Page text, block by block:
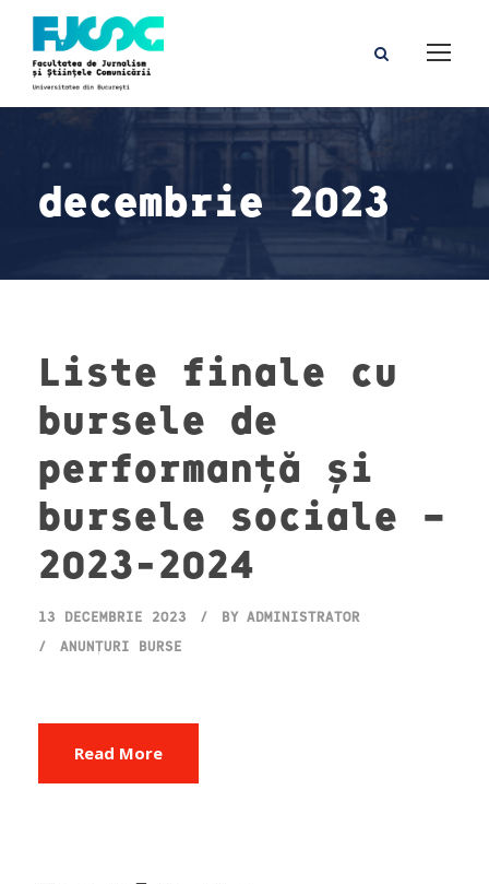
decembrie 2023
Liste finale cu
bursele de
performanță și
bursele sociale –
2023-2024
13 DECEMBRIE 2023 BY ADMINISTRATOR
ANUNȚURI BURSE
Read More